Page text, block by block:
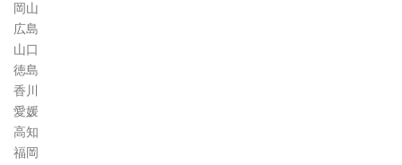
岡山
広島
山口
徳島
香川
愛媛
高知
福岡